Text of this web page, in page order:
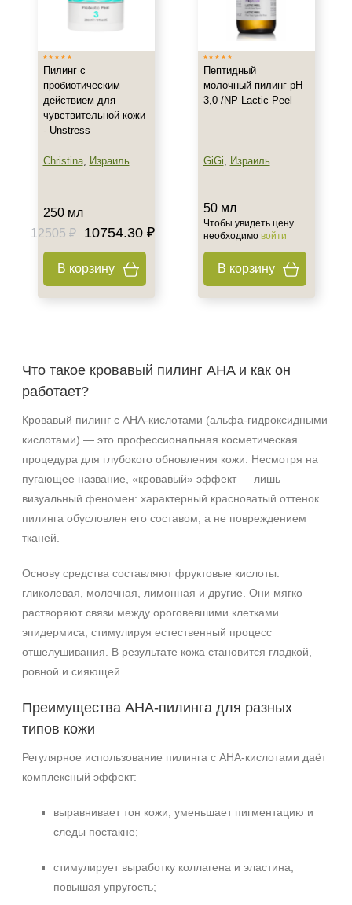
Пилинг с
пробиотическим
действием для
чувствительной кожи
- Unstress
Christina, Израиль
250 мл
12505 ₽
10754.30 ₽
В корзину
Пептидный
молочный пилинг рН
3,0 /NP Lactic Peel
GiGi, Израиль
50 мл
Чтобы увидеть цену
необходимо войти
В корзину
Что такое кровавый пилинг AHA и как он
работает?
Кровавый пилинг с AHA‑кислотами (альфа‑гидроксидными
кислотами) — это профессиональная косметическая
процедура для глубокого обновления кожи. Несмотря на
пугающее название, «кровавый» эффект — лишь
визуальный феномен: характерный красноватый оттенок
пилинга обусловлен его составом, а не повреждением
тканей.
Основу средства составляют фруктовые кислоты:
гликолевая, молочная, лимонная и другие. Они мягко
растворяют связи между ороговевшими клетками
эпидермиса, стимулируя естественный процесс
отшелушивания. В результате кожа становится гладкой,
ровной и сияющей.
Преимущества AHA‑пилинга для разных
типов кожи
Регулярное использование пилинга с AHA‑кислотами даёт
комплексный эффект:
выравнивает тон кожи, уменьшает пигментацию и
следы постакне;
стимулирует выработку коллагена и эластина,
повышая упругость;